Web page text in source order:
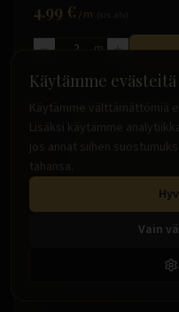
4.99 € /m
m
Käytämme evästeitä
Käytämme välttämättömiä
Lisäksi käytämme
jos annat siihen
tahansa.
Vain